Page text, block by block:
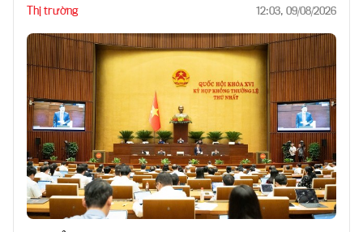
Thị trường 12:03, 09/08/2026